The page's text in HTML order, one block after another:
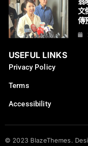
文
傳
USEFUL LINKS
Privacy Policy
Terms
Accessibility
© 2023 BlazeThemes.